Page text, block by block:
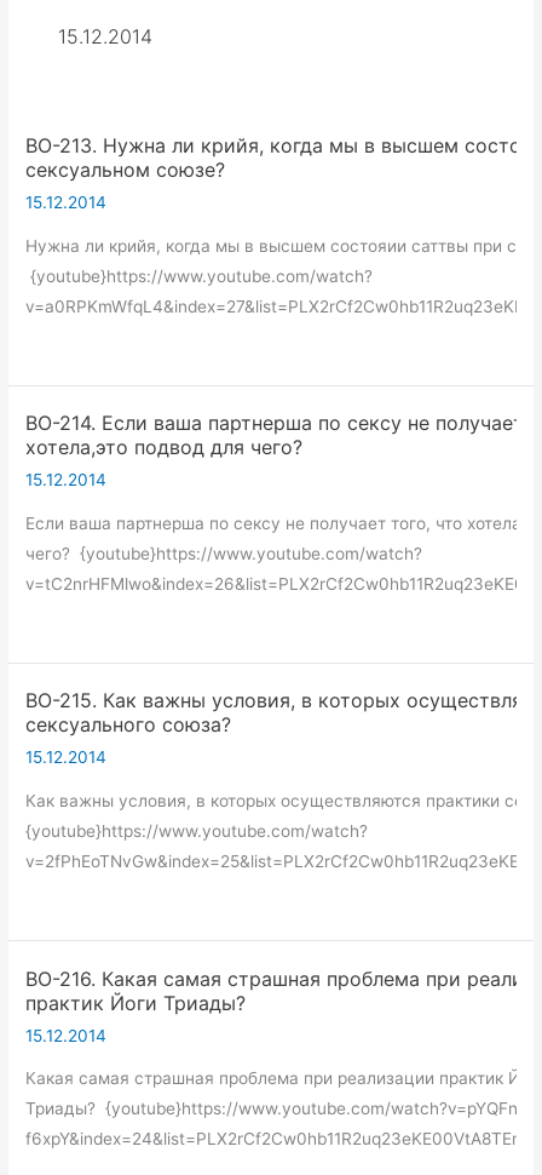
15.12.2014
ВО-213. Нужна ли крийя, когда мы в высшем
сексуальном союзе?
15.12.2014
Нужна ли крийя, когда мы в высшем состояии саттвы при
{youtube}https://www.youtube.com/watch?
ВО-214. Если ваша партнерша по сексу не получает
хотела,это подвод для чего?
15.12.2014
Если ваша партнерша по сексу не получает того, что хотела,
чего? {youtube}https://www.youtube.com/watch?
ВО-215. Как важны условия, в которых
сексуального союза?
15.12.2014
Как важны условия, в которых осуществляются практики
{youtube}https://www.youtube.com/watch?
ВО-216. Какая самая страшная проблема при
практик Йоги Триады?
15.12.2014
Какая самая страшная проблема при реализации практик
Триады? {youtube}https://www.youtube.com/watch?v=pYQFn-